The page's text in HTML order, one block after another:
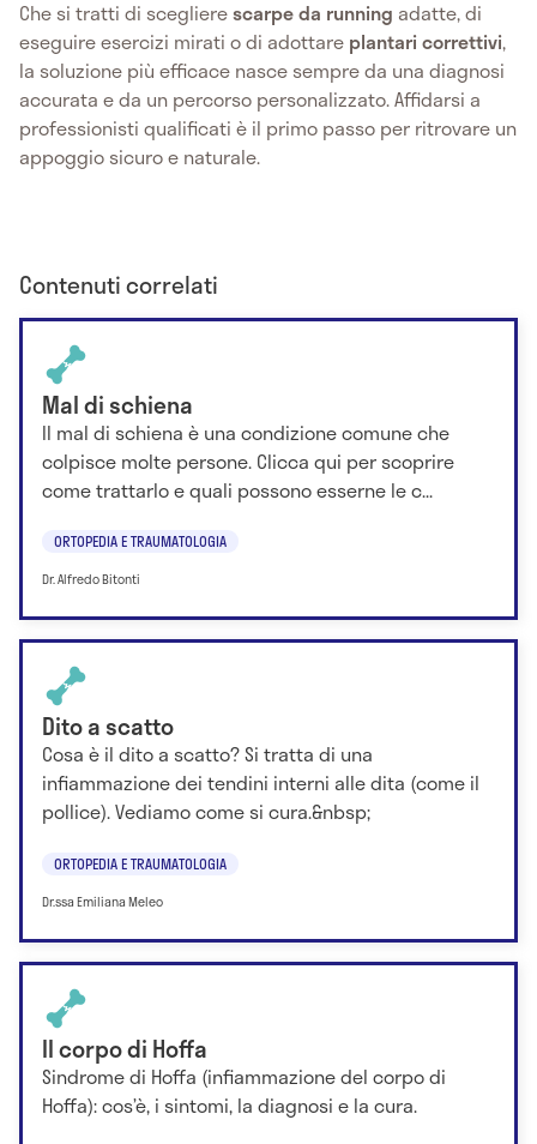
Che si tratti di sceglierescarpe da running adatte, di
eseguire esercizi mirati o di adottare plantari correttivi,
la soluzione più efficace nasce sempre da una diagnosi
accurata e da un percorso personalizzato. Affidarsi a
professionisti qualificati è il primo passo per ritrovare un
appoggio sicuro e naturale.
Contenuti correlati
Mal di schiena
Il mal di schiena è una condizione comune che
colpisce molte persone. Clicca qui per scoprire
come trattarlo e quali possono esserne le c...
ORTOPEDIA E TRAUMATOLOGIA
Dr. Alfredo Bitonti
Dito a scatto
Cosa è il dito a scatto? Si tratta di una
infiammazione dei tendini interni alle dita (come il
pollice). Vediamo come si cura.&nbsp;
ORTOPEDIA E TRAUMATOLOGIA
Dr.ssa Emiliana Meleo
Il corpo di Hoffa
Sindrome di Hoffa (infiammazione del corpo di
Hoffa): cos’è, i sintomi, la diagnosi e la cura.